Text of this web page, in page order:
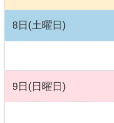
8日(土曜日)
9日(日曜日)